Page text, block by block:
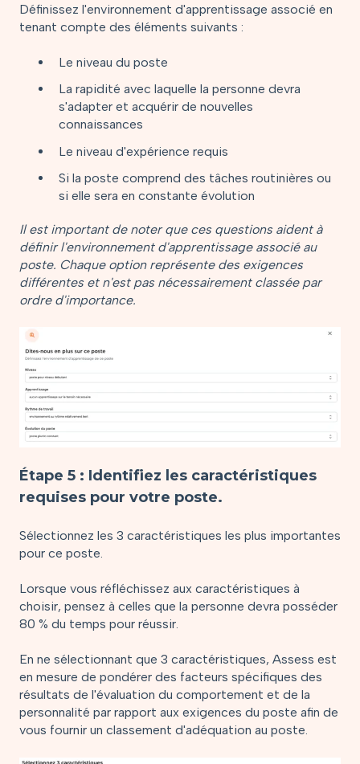
Définissez l'environnement d'apprentissage associé en
tenant compte des éléments suivants :
Le niveau du poste
La rapidité avec laquelle la personne devra
s'adapter et acquérir de nouvelles
connaissances
Le niveau d'expérience requis
Si la poste comprend des tâches routinières ou
si elle sera en constante évolution
Il est important de noter que ces questions aident à
définir l'environnement d'apprentissage associé au
poste. Chaque option représente des exigences
différentes et n'est pas nécessairement classée par
ordre d'importance.
Étape 5 : Identifiez les caractéristiques
requises pour votre poste.
Sélectionnez les 3 caractéristiques les plus importantes
pour ce poste.
Lorsque vous réfléchissez aux caractéristiques à
choisir, pensez à celles que la personne devra posséder
80 % du temps pour réussir.
En ne sélectionnant que 3 caractéristiques, Assess est
en mesure de pondérer des facteurs spécifiques des
résultats de l'évaluation du comportement et de la
personnalité par rapport aux exigences du poste afin de
vous fournir un classement d'adéquation au poste.